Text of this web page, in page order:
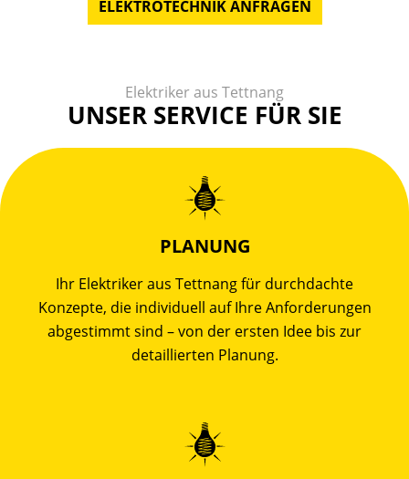
ELEKTROTECHNIK ANFRAGEN
Elektriker aus Tettnang
UNSER SERVICE FÜR SIE
PLANUNG
Ihr Elektriker aus Tettnang für durchdachte
Konzepte, die individuell auf Ihre Anforderungen
abgestimmt sind – von der ersten Idee bis zur
detaillierten Planung.